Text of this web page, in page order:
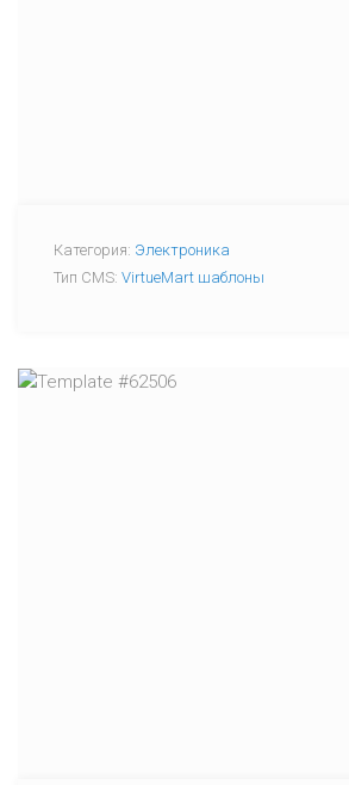
Категория: Электроника
Тип CMS: VirtueMart шаблоны